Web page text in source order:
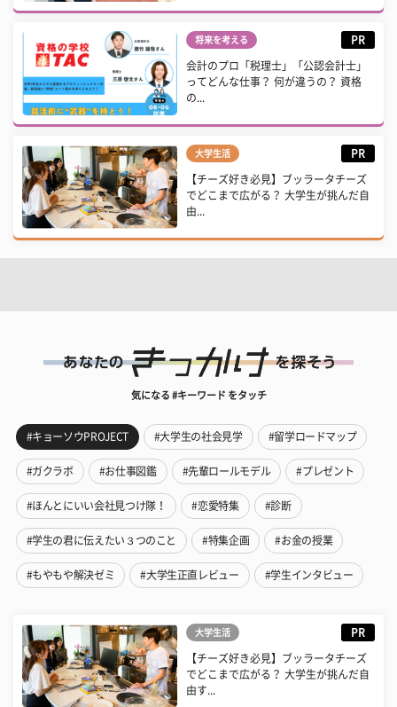
将来を考える PR
会計のプロ「税理士」「公認会計士」
ってどんな仕事？ 何が違うの？ 資格
の...
大学生活 PR
【チーズ好き必見】ブッラータチーズ
でどこまで広がる？ 大学生が挑んだ自
由...
気になる #キーワード をタッチ
#キョーソウPROJECT #大学生の社会見学 #留学ロードマップ
#ガクラボ #お仕事図鑑 #先輩ロールモデル #プレゼント
#ほんとにいい会社見つけ隊！ #恋愛特集 #診断
#学生の君に伝えたい３つのこと #特集企画 #お金の授業
#もやもや解決ゼミ #大学生正直レビュー #学生インタビュー
大学生活 PR
【チーズ好き必見】ブッラータチーズ
でどこまで広がる？ 大学生が挑んだ自
由す...